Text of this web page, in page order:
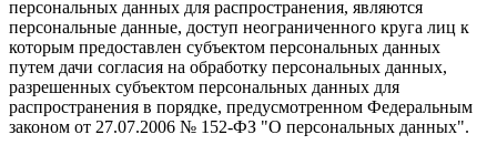
персональных данных для распространения, являются
персональные данные, доступ неограниченного круга лиц к
которым предоставлен субъектом персональных данных
путем дачи согласия на обработку персональных данных,
разрешенных субъектом персональных данных для
распространения в порядке, предусмотренном Федеральным
законом от 27.07.2006 № 152-ФЗ "О персональных данных".